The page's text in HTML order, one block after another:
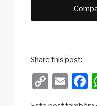
Share this post:
C
E
F